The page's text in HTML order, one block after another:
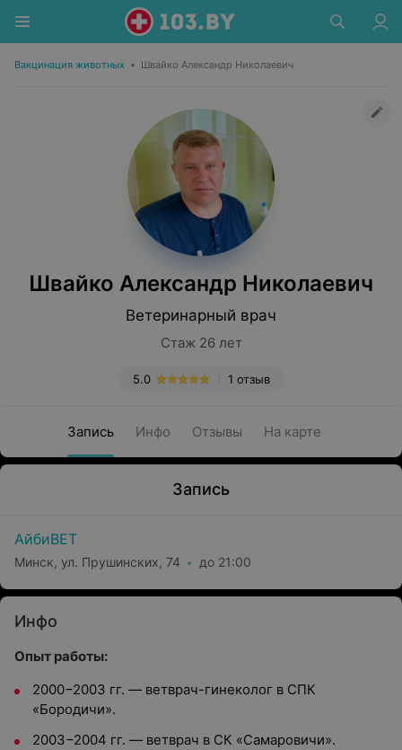
Вакцинация животных • Швайко Александр Николаевич
Швайко Александр Николаевич
Ветеринарный врач
Стаж 26 лет
1 отзыв
5.0
Запись Инфо Отзывы На карте
Запись
АйбиВЕТ
Минск, ул. Прушинских, 74 до 21:00
Инфо
Опыт работы:
2000−2003 гг. — ветврач-гинеколог в СПК
«Бородичи».
2003−2004 гг. — ветврач в СК «Самаровичи».